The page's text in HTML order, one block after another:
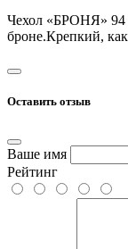
Чехол «БРОНЯ» 94
броне.Крепкий,
Оставить отзыв
Ваше имя
Рейтинг